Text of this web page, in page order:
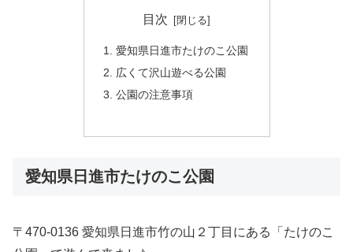
目次
愛知県日進市たけのこ公園
広くて沢山遊べる公園
公園の注意事項
愛知県日進市たけのこ公園
〒470-0136 愛知県日進市竹の山２丁目にある「たけのこ